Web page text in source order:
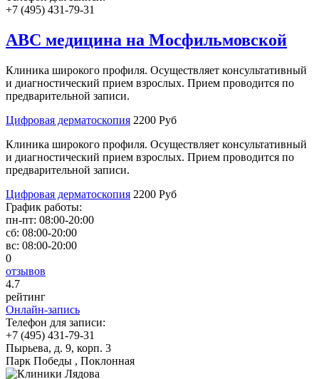
+7 (495) 431-79-31
ABC медицина на Мосфильмовской
Клиника широкого профиля. Осуществляет консультативный
и диагностический прием взрослых. Прием проводится по
предварительной записи.
Цифровая дерматоскопия 2200 Руб
Клиника широкого профиля. Осуществляет консультативный
и диагностический прием взрослых. Прием проводится по
предварительной записи.
Цифровая дерматоскопия 2200 Руб
График работы:
пн-пт: 08:00-20:00
сб: 08:00-20:00
вс: 08:00-20:00
0
отзывов
4.7
рейтинг
Онлайн-запись
Телефон для записи:
+7 (495) 431-79-31
Пырьева, д. 9, корп. 3
Парк Победы , Поклонная